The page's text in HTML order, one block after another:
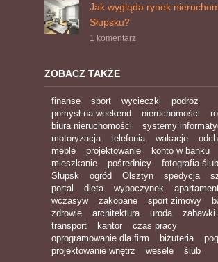
Jak wygląda rynek
Słupsku?
1 komentarz
ZOBACZ TAKŻE
finanse sport wycieczki
podróż
pomysł na weekend
nieruchomości
biura nieruchomości
systemy
motoryzacja
telefonia wakacje
meble
projektowanie
konto w banku
mieszkanie
pośrednicy
fotografia
Słupsk
ogród Olsztyn spedycja
portal
dieta wypoczynek
wczasyw
zakopane sport zimowy
zdrowie
architektura uroda
zabawki
transport
kantor
czas pracy
oprogramowanie dla firm
biżuteria
projektowanie wnętrz
wesele ślub